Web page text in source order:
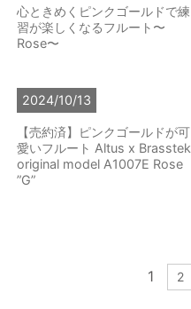
心ときめくピンクゴールドで練
習が楽しくなるフルート〜
Rose〜
2024/10/13
【売約済】ピンクゴールドが可
愛いフルート Altus x Brasstek
original model A1007E Rose
”G”
1 2